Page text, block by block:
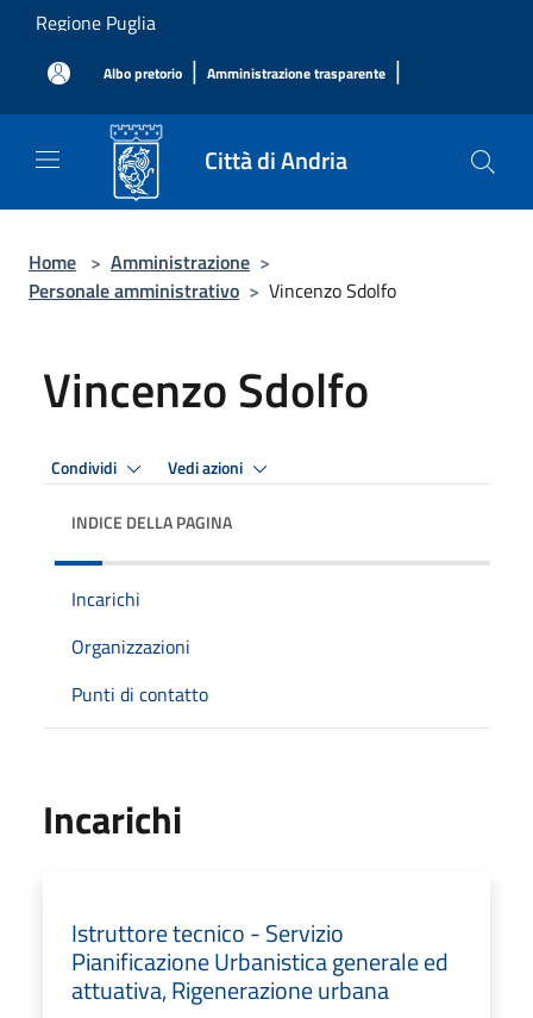
Salta al contenuto principale
Regione Puglia
Albo pretorio | Amministrazione trasparente |
Città di Andria
Home > Amministrazione >
Personale amministrativo > Vincenzo Sdolfo
Vincenzo Sdolfo
Condividi Vedi azioni
INDICE DELLA PAGINA
Incarichi
Organizzazioni
Punti di contatto
Incarichi
Istruttore tecnico - Servizio
Pianificazione Urbanistica generale ed
attuativa, Rigenerazione urbana